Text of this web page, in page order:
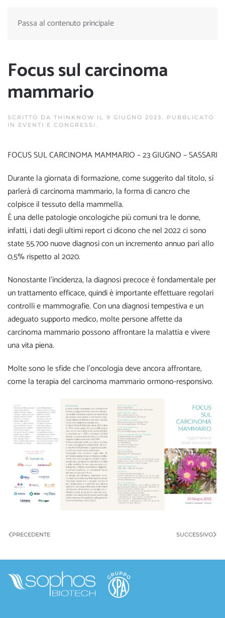
Passa al contenuto principale
Focus sul carcinoma
mammario
SCRITTO DA THINKNOW IL 9 GIUGNO 2023. PUBBLICATO
IN EVENTI E CONGRESSI .
FOCUS SUL CARCINOMA MAMMARIO – 23 GIUGNO – SASSARI
Durante la giornata di formazione, come suggerito dal titolo, si
parlerà di carcinoma mammario, la forma di cancro che
colpisce il tessuto della mammella.
È una delle patologie oncologiche più comuni tra le donne,
infatti, i dati degli ultimi report ci dicono che nel 2022 ci sono
state 55.700 nuove diagnosi con un incremento annuo pari allo
0,5% rispetto al 2020.
Nonostante l’incidenza, la diagnosi precoce è fondamentale per
un trattamento efficace, quindi è importante effettuare regolari
controlli e mammografie. Con una diagnosi tempestiva e un
adeguato supporto medico, molte persone affette da
carcinoma mammario possono affrontare la malattia e vivere
una vita piena.
Molte sono le sfide che l’oncologia deve ancora affrontare,
come la terapia del carcinoma mammario ormono-responsivo.
PRECEDENTE SUCCESSIVO